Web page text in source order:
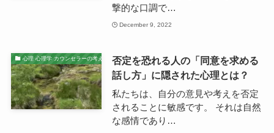
撃的な口調で…
December 9, 2022
心理 心理学 カウンセラーの考え
否定を恐れる人の「同意を求める
話し方」に隠された心理とは？
私たちは、自分の意見や考えを否定
されることに敏感です。 それは自然
な感情であり…